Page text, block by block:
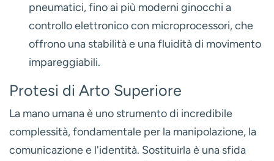
pneumatici, fino ai più moderni ginocchi a
controllo elettronico con microprocessori, che
offrono una stabilità e una fluidità di movimento
impareggiabili.
Protesi di Arto Superiore
La mano umana è uno strumento di incredibile
complessità, fondamentale per la manipolazione, la
comunicazione e l'identità. Sostituirla è una sfida